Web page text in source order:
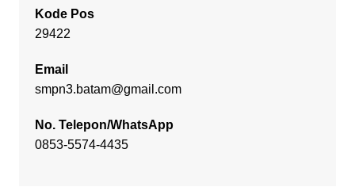
Kode Pos
29422
Email
smpn3.batam@gmail.com
No. Telepon/WhatsApp
0853-5574-4435